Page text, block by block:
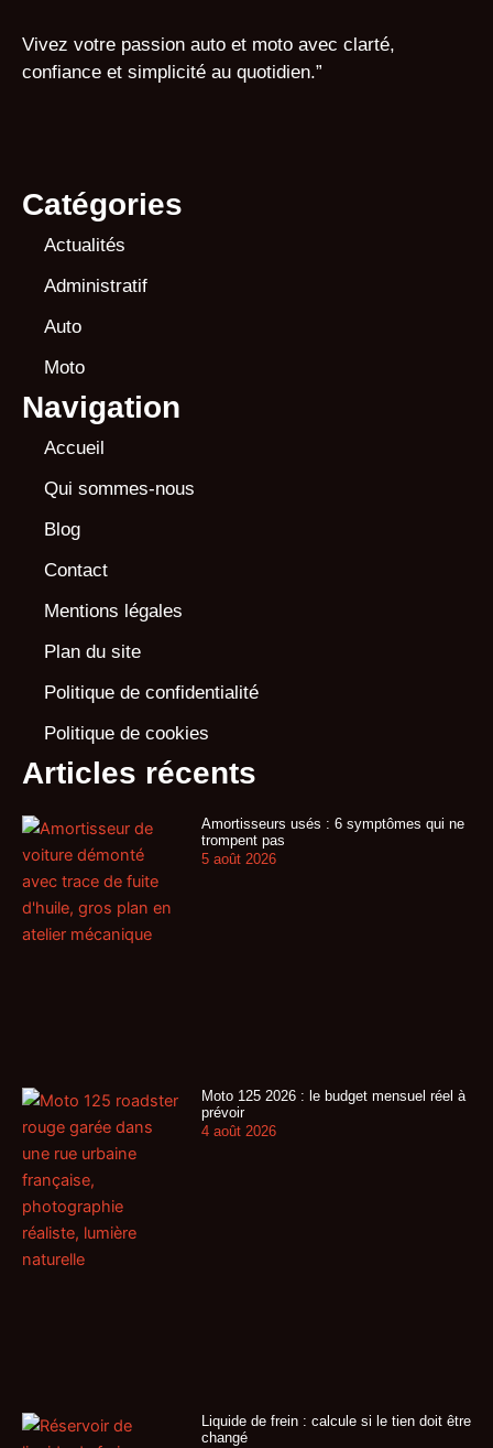
Vivez votre passion auto et moto avec clarté,
confiance et simplicité au quotidien.”
Catégories
Actualités
Administratif
Auto
Moto
Navigation
Accueil
Qui sommes-nous
Blog
Contact
Mentions légales
Plan du site
Politique de confidentialité
Politique de cookies
Articles récents
Amortisseurs usés : 6 symptômes qui ne
trompent pas
5 août 2026
Moto 125 2026 : le budget mensuel réel à
prévoir
4 août 2026
Liquide de frein : calcule si le tien doit être
changé